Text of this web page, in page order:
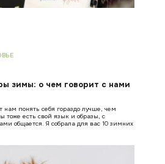
зимы: о чем говорит с нами
нам понять себя гораздо лучше, чем
тоже есть свой язык и образы, с
общается. Я собрала для вас 10 зимних